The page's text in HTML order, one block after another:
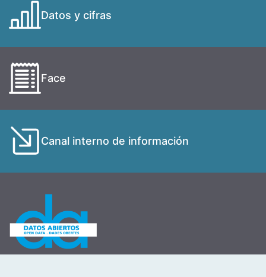
Datos y cifras
Face
Canal interno de información